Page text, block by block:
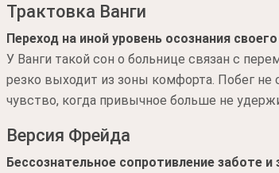
Трактовка Ванги
Переход на иной уровень осознания
У Ванги такой сон о больнице связан с
резко выходит из зоны комфорта. Побег не
чувство, когда привычное больше не
Версия Фрейда
Бессознательное сопротивление заботе и